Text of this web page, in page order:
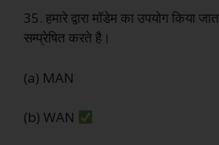
35. हमारे द्वारा मॉडेम का उपयोग किया
सम्प्रेषित करते है।
(a) MAN
(b) WAN